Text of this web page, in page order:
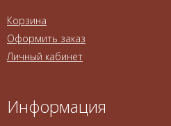
Корзина
Оформить заказ
Личный кабинет
Информация